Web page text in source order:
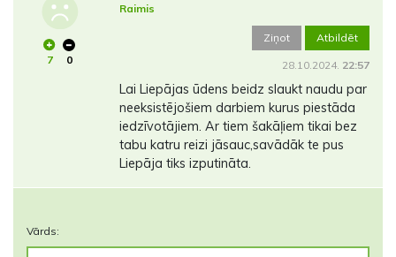
7 0
Raimis
Ziņot Atbildēt
28.10.2024. 22:57
Lai Liepājas ūdens beidz slaukt naudu par
neeksistējošiem darbiem kurus piestāda
iedzīvotājiem. Ar tiem šakāļiem tikai bez
tabu katru reizi jāsauc,savādāk te pus
Liepāja tiks izputināta.
Vārds: